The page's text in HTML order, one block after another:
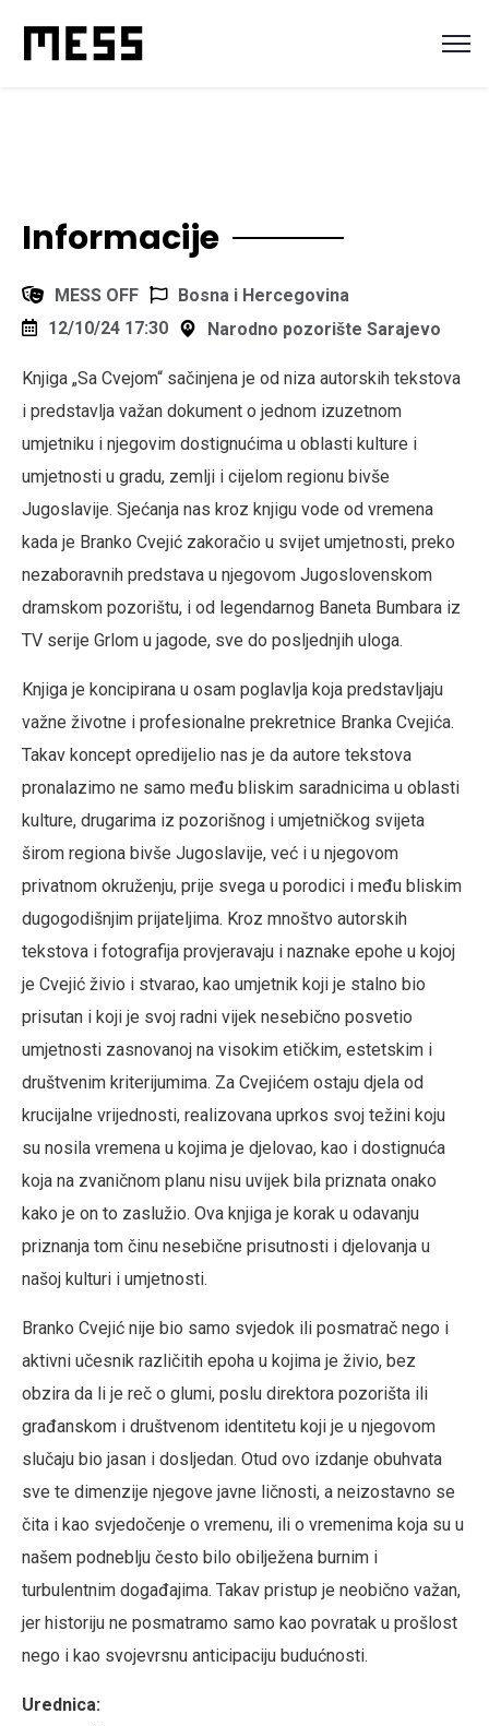
Informacije
MESS OFF
Bosna i Hercegovina
12/10/24 17:30
Narodno pozorište Sarajevo
Knjiga „Sa Cvejom“ sačinjena je od niza autorskih tekstova
i predstavlja važan dokument o jednom izuzetnom
umjetniku i njegovim dostignućima u oblasti kulture i
umjetnosti u gradu, zemlji i cijelom regionu bivše
Jugoslavije. Sjećanja nas kroz knjigu vode od vremena
kada je Branko Cvejić zakoračio u svijet umjetnosti, preko
nezaboravnih predstava u njegovom Jugoslovenskom
dramskom pozorištu, i od legendarnog Baneta Bumbara iz
TV serije Grlom u jagode, sve do posljednjih uloga.
Knjiga je koncipirana u osam poglavlja koja predstavljaju
važne životne i profesionalne prekretnice Branka Cvejića.
Takav koncept opredijelio nas je da autore tekstova
pronalazimo ne samo među bliskim saradnicima u oblasti
kulture, drugarima iz pozorišnog i umjetničkog svijeta
širom regiona bivše Jugoslavije, već i u njegovom
privatnom okruženju, prije svega u porodici i među bliskim
dugogodišnjim prijateljima. Kroz mnoštvo autorskih
tekstova i fotografija provjeravaju i naznake epohe u kojoj
je Cvejić živio i stvarao, kao umjetnik koji je stalno bio
prisutan i koji je svoj radni vijek nesebično posvetio
umjetnosti zasnovanoj na visokim etičkim, estetskim i
društvenim kriterijumima. Za Cvejićem ostaju djela od
krucijalne vrijednosti, realizovana uprkos svoj težini koju
su nosila vremena u kojima je djelovao, kao i dostignuća
koja na zvaničnom planu nisu uvijek bila priznata onako
kako je on to zaslužio. Ova knjiga je korak u odavanju
priznanja tom činu nesebične prisutnosti i djelovanja u
našoj kulturi i umjetnosti.
Branko Cvejić nije bio samo svjedok ili posmatrač nego i
aktivni učesnik različitih epoha u kojima je živio, bez
obzira da li je reč o glumi, poslu direktora pozorišta ili
građanskom i društvenom identitetu koji je u njegovom
slučaju bio jasan i dosljedan. Otud ovo izdanje obuhvata
sve te dimenzije njegove javne ličnosti, a neizostavno se
čita i kao svjedočenje o vremenu, ili o vremenima koja su u
našem podneblju često bilo obilježena burnim i
turbulentnim događajima. Takav pristup je neobično važan,
jer historiju ne posmatramo samo kao povratak u prošlost
nego i kao svojevrsnu anticipaciju budućnosti.
Urednica: